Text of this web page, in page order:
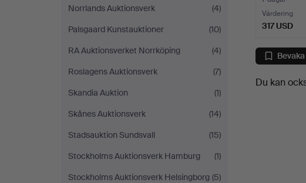
Norrlands Auktionsverk
(4)
Palsgaard Kunstauktioner
(10)
RA Auktionsverket Norrköping
(4)
Roslagens Auktionsverk
(7)
Skandia Auktion
(1)
Skånes Auktionsverk
(14)
Stadsauktion Sundsvall
(15)
Stockholms Auktionsverk Hamburg
(1)
Stockholms Auktionsverk Helsingborg (5)
Värdering
317 USD
Du kan